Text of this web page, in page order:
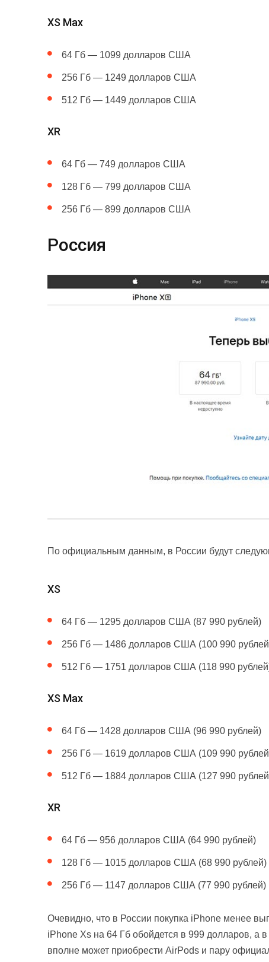
XS Max
64 Гб — 1099 долларов США
256 Гб — 1249 долларов США
512 Гб — 1449 долларов США
XR
64 Гб — 749 долларов США
128 Гб — 799 долларов США
256 Гб — 899 долларов США
Россия
По официальным данным, в России будут
XS
64 Гб — 1295 долларов США (87 990 рублей)
256 Гб — 1486 долларов США (100 990
512 Гб — 1751 долларов США (118 990
XS Max
64 Гб — 1428 долларов США (96 990 рублей)
256 Гб — 1619 долларов США (109 990
512 Гб — 1884 долларов США (127 990
XR
64 Гб — 956 долларов США (64 990 рублей)
128 Гб — 1015 долларов США (68 990 рублей)
256 Гб — 1147 долларов США (77 990 рублей)
Очевидно, что в России покупка iPhone менее
iPhone Xs на 64 Гб обойдется в 999 долларов, а
вполне может приобрести AirPods и пару